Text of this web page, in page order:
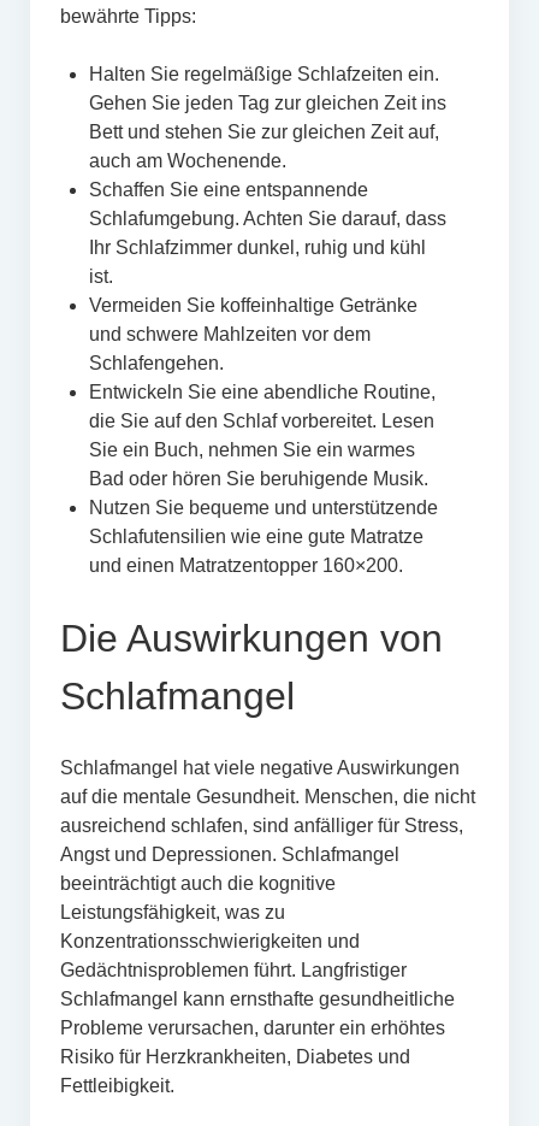
bewährte Tipps:
Halten Sie regelmäßige Schlafzeiten ein.
Gehen Sie jeden Tag zur gleichen Zeit ins
Bett und stehen Sie zur gleichen Zeit auf,
auch am Wochenende.
Schaffen Sie eine entspannende
Schlafumgebung. Achten Sie darauf, dass
Ihr Schlafzimmer dunkel, ruhig und kühl
ist.
Vermeiden Sie koffeinhaltige Getränke
und schwere Mahlzeiten vor dem
Schlafengehen.
Entwickeln Sie eine abendliche Routine,
die Sie auf den Schlaf vorbereitet. Lesen
Sie ein Buch, nehmen Sie ein warmes
Bad oder hören Sie beruhigende Musik.
Nutzen Sie bequeme und unterstützende
Schlafutensilien wie eine gute Matratze
und einen Matratzentopper 160×200.
Die Auswirkungen von
Schlafmangel
Schlafmangel hat viele negative Auswirkungen
auf die mentale Gesundheit. Menschen, die nicht
ausreichend schlafen, sind anfälliger für Stress,
Angst und Depressionen. Schlafmangel
beeinträchtigt auch die kognitive
Leistungsfähigkeit, was zu
Konzentrationsschwierigkeiten und
Gedächtnisproblemen führt. Langfristiger
Schlafmangel kann ernsthafte gesundheitliche
Probleme verursachen, darunter ein erhöhtes
Risiko für Herzkrankheiten, Diabetes und
Fettleibigkeit.